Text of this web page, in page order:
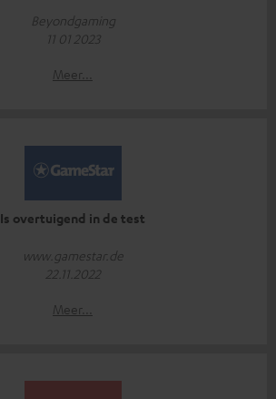
Beyondgaming
11 01 2023
Meer...
Is overtuigend in de test
www.gamestar.de
22.11.2022
Meer...